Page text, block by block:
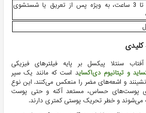
هر 2 تا 3 ساعت، به ویژه پس از تعریق یا شستشوی
کلیدی
سنتلا پیکسل بر پایه فیلترهای فیزیکی
و تیتانیوم دی‌اکساید است که مانند یک سپر
و اشعه‌های مضر را منعکس می‌کنند. این نوع
پوست‌های حساس، مستعد آکنه و حتی پوست
و خطر تحریک پوستی کمتری دارند.